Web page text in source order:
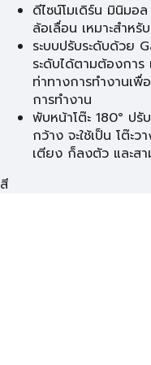
ดีไซน์โมเดิร์น มินิม
ล้อเลื่อน เหมาะสำห
ระบบปรับระดับด้วย
ระดับได้ตามต้องการ
ท่าทางการทำงานเพื่
การทำงาน
พับหน้าโต๊ะ 180° ปรั
กว้าง จะใช้เป็น โต๊ะ
เตียง ก็ลงตัว และส
สี